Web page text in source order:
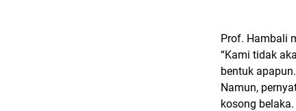
Prof. Hambali
“Kami tidak
bentuk
Namun,
kosong